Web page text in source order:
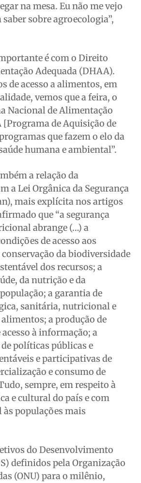
na mesa. Eu não me vejo
sobre agroecologia”,
é com o Direito
Adequada (DHAA).
de acesso a alimentos, em
vemos que a feira, o
Nacional de Alimentação
[Programa de Aquisição de
que fazem o elo da
humana e ambiental”.
a relação da
a Lei Orgânica da Segurança
mais explícita nos artigos
que “a segurança
abrange (…) a
de acesso aos
da biodiversidade
dos recursos; a
da nutrição e da
a garantia de
sanitária, nutricional e
a produção de
à informação; a
políticas públicas e
e participativas de
e consumo de
sempre, em respeito à
e cultural do país e com
às populações mais
do Desenvolvimento
definidos pela Organização
(ONU) para o milênio,